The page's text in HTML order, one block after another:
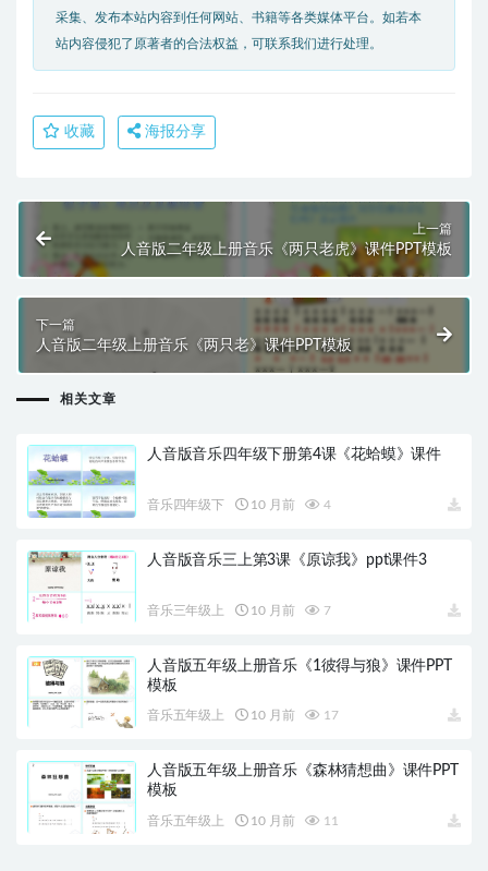
采集、发布本站内容到任何网站、书籍等各类媒体平台。如若本
站内容侵犯了原著者的合法权益，可联系我们进行处理。
收藏 海报分享
上一篇
人音版二年级上册音乐《两只老虎》课件PPT模板
下一篇
人音版二年级上册音乐《两只老》课件PPT模板
相关文章
人音版音乐四年级下册第4课《花蛤蟆》课件
音乐四年级下 10 月前 4
人音版音乐三上第3课《原谅我》ppt课件3
音乐三年级上 10 月前 7
人音版五年级上册音乐《1彼得与狼》课件PPT
模板
音乐五年级上 10 月前 17
人音版五年级上册音乐《森林猜想曲》课件PPT
模板
音乐五年级上 10 月前 11